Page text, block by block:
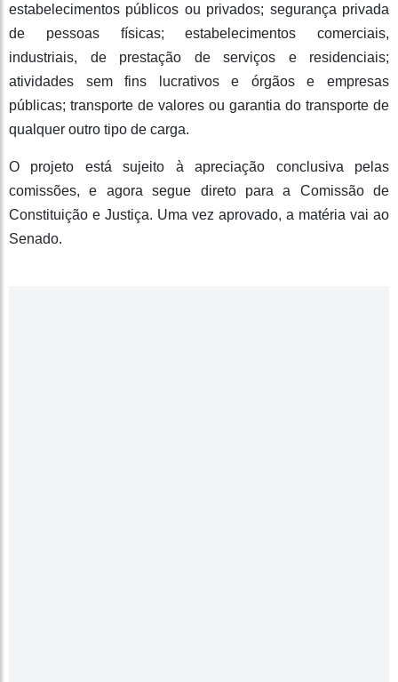
estabelecimentos públicos ou privados; segurança privada
de pessoas físicas; estabelecimentos comerciais,
industriais, de prestação de serviços e residenciais;
atividades sem fins lucrativos e órgãos e empresas
públicas; transporte de valores ou garantia do transporte de
qualquer outro tipo de carga.
O projeto está sujeito à apreciação conclusiva pelas
comissões, e agora segue direto para a Comissão de
Constituição e Justiça. Uma vez aprovado, a matéria vai ao
Senado.